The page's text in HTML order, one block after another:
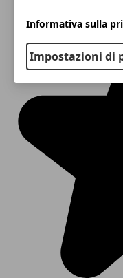
Informativa sulla
Impostazioni di